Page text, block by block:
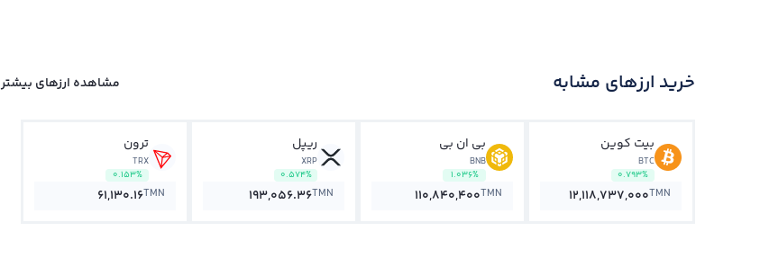
خرید ارزهای مشابه مشاهده ارزهای بیشتر
بیت کوین
BTC
0.793%
12,118,737,000TMN
بی ان بی
BNB
1.036%
110,840,400TMN
ریپل
XRP
0.574%
193,056.36TMN
ترون
TRX
0.153%
61,130.16TMN